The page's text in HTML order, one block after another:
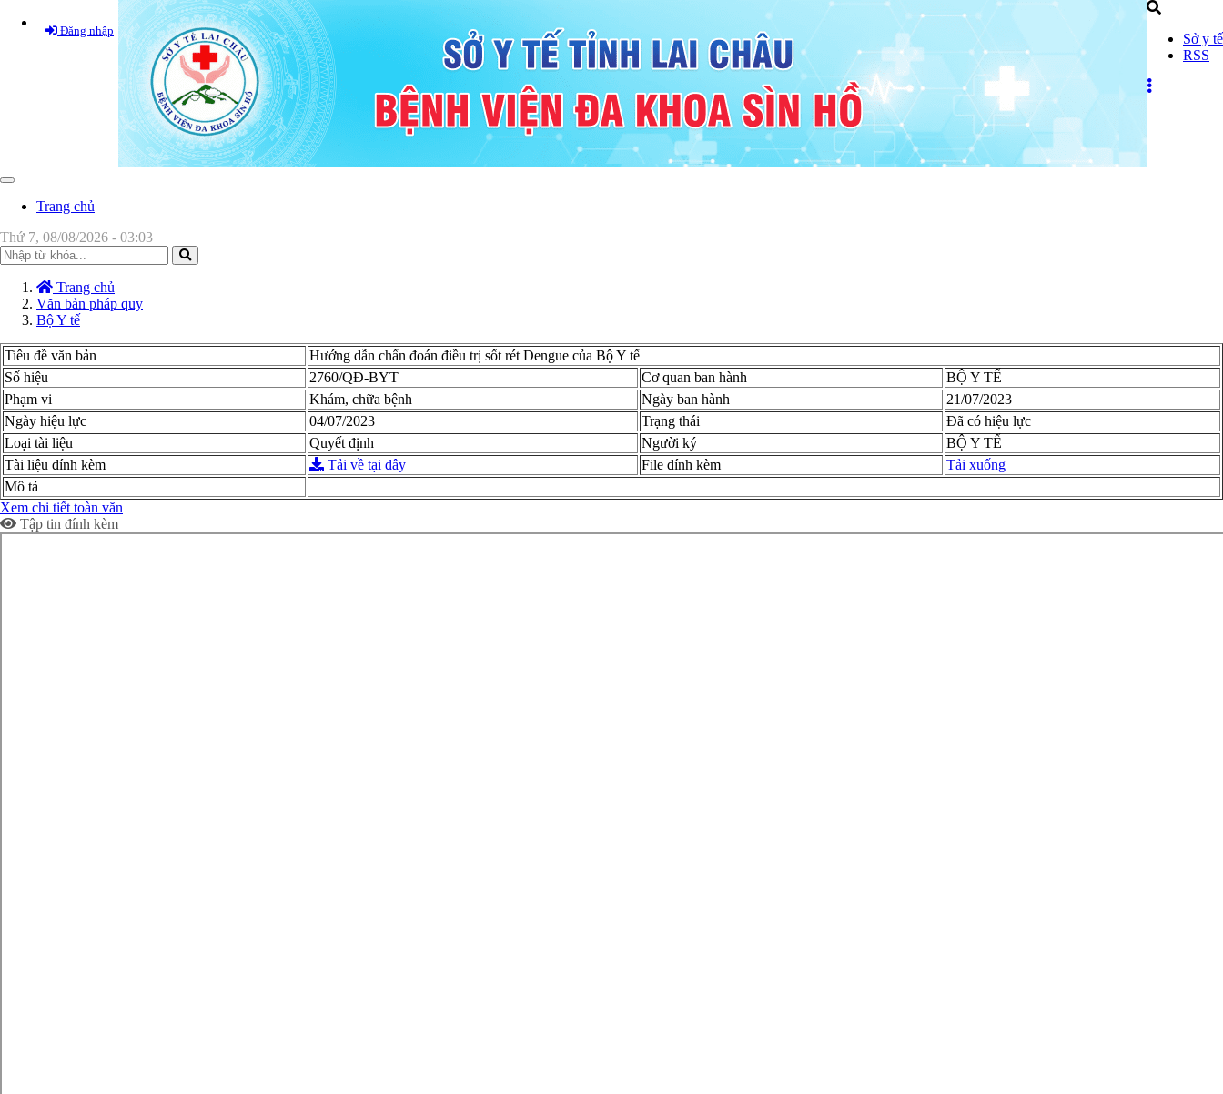
Đăng nhập
Sở y tế
RSS
Toggle
navigationTrang chủ
Thứ 7, 08/08/2026 - 03:03
Trang chủ
Văn bản pháp quy
Bộ Y tế
Tiêu đề văn bản
Hướng dẫn chẩn đoán điều trị sốt rét Dengue của Bộ Y tế
Số hiệu
2760/QĐ-BYT Cơ quan ban hành
BỘ Y TẾ
Phạm vi
Khám, chữa bệnh Ngày ban hành
21/07/2023
Ngày hiệu lực
04/07/2023 Trạng thái
Đã có hiệu lực
Loại tài liệu
Quyết định Người ký
BỘ Y TẾ
Tài liệu đính kèm
Tải về tại đây File đính kèm
Tải xuống
Mô tả
Xem chi tiết toàn văn
Tập tin đính kèm